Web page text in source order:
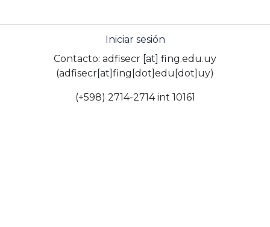
Iniciar sesión
Contacto: adfisecr [at] fing.edu.uy
(adfisecr[at]fing[dot]edu[dot]uy)
(+598) 2714-2714 int 10161